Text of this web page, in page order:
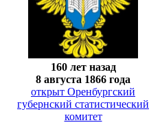
160 лет назад
8 августа 1866 года
открыт Оренбургский
губернский статистический
комитет